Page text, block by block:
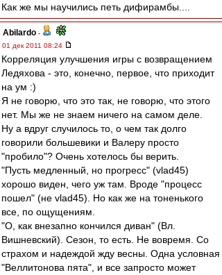
Как же мы научились петь дифирамбы....
Abilardo -
01 дек 2011 08:24
Корреляция улучшения игры с возвращением
Ледяхова - это, конечно, первое, что приходит
на ум :)
Я не говорю, что это так, не говорю, что этого
нет. Мы же не знаем ничего на самом деле.
Ну а вдруг случилось то, о чем так долго
говорили большевики и Валеру просто
"пробило"? Очень хотелось бы верить.
"Пусть медленный, но прогресс" (vlad45)
хорошо виден, чего уж там. Вроде "процесс
пошел" (не vlad45). Но как же на тоненького
все, по ощущениям.
"О, как внезапно кончился диван" (Вл.
Вишневский). Сезон, то есть. Не вовремя. Со
страхом и надеждой жду весны. Одна условная
"Веллитонова пята", и все запросто может